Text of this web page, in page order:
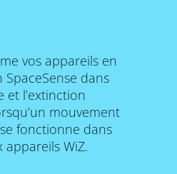
vos appareils en
dans
et l’extinction
mouvement
fonctionne dans
WiZ.